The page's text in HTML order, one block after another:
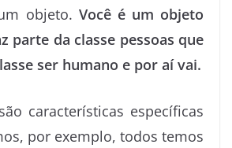
objeto. Você é um objeto
parte da classe pessoas que
ser humano e por aí vai.
características específicas
por exemplo, todos temos